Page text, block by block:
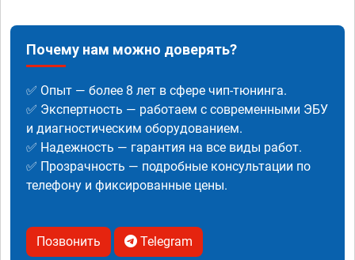
Почему нам можно доверять?
✅ Опыт — более 8 лет в сфере чип-тюнинга.
✅ Экспертность — работаем с современными ЭБУ
и диагностическим оборудованием.
✅ Надежность — гарантия на все виды работ.
✅ Прозрачность — подробные консультации по
телефону и фиксированные цены.
Позвонить Telegram